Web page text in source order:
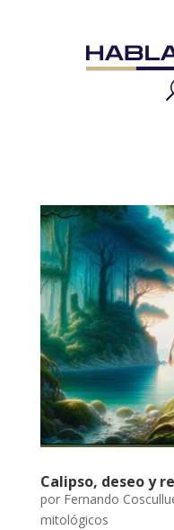
Calipso, deseo y
por Fernando
mitológicos